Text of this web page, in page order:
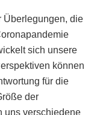
Überlegungen, die
sich unsere
können
für die
der
uns verschiedene